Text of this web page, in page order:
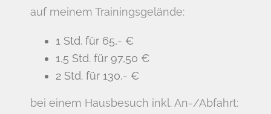
auf meinem Trainingsgelände:
1 Std. für 65,- €
1,5 Std. für 97,50 €
2 Std. für 130,- €
bei einem Hausbesuch inkl. An-/Abfahrt: